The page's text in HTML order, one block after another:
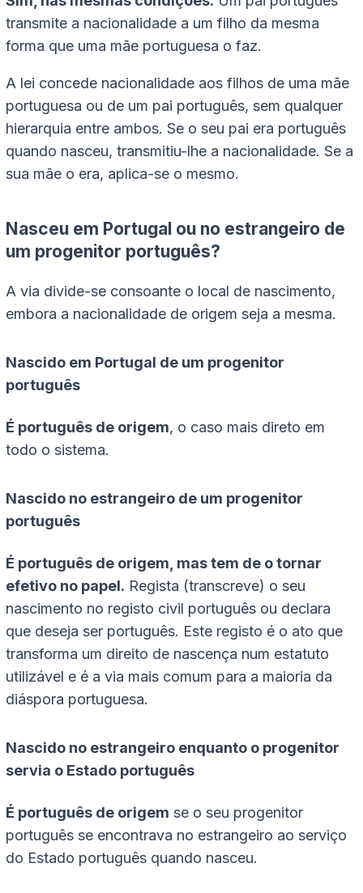
transmite a nacionalidade a um filho da mesma
forma que uma mãe portuguesa o faz.
A lei concede nacionalidade aos filhos de uma mãe
portuguesa ou de um pai português, sem qualquer
hierarquia entre ambos. Se o seu pai era português
quando nasceu, transmitiu-lhe a nacionalidade. Se a
sua mãe o era, aplica-se o mesmo.
Nasceu em Portugal ou no estrangeiro de
um progenitor português?
A via divide-se consoante o local de nascimento,
embora a nacionalidade de origem seja a mesma.
Nascido em Portugal de um progenitor
português
É português de origem, o caso mais direto em
todo o sistema.
Nascido no estrangeiro de um progenitor
português
É português de origem, mas tem de o tornar
efetivo no papel. Regista (transcreve) o seu
nascimento no registo civil português ou declara
que deseja ser português. Este registo é o ato que
transforma um direito de nascença num estatuto
utilizável e é a via mais comum para a maioria da
diáspora portuguesa.
Nascido no estrangeiro enquanto o progenitor
servia o Estado português
É português de origem se o seu progenitor
português se encontrava no estrangeiro ao serviço
do Estado português quando nasceu.